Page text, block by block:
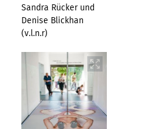
Sandra Rücker und
Denise Blickhan
(v.l.n.r)